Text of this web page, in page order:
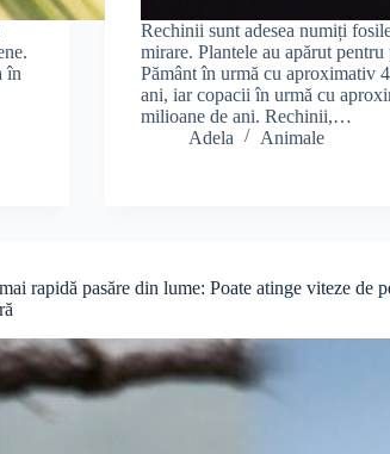
în
Rechinii sunt adesea numiți
mirare. Plantele au apărut pentru
Pământ în urmă cu aproximativ
ani, iar copacii în urmă cu
milioane de ani. Rechinii,…
Adela
Animale
rapidă pasăre din lume: Poate atinge viteze de